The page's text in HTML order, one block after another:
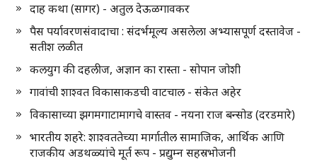
दाह कथा (सागर) - अतुल देऊळगावकर
पैस पर्यावरणसंवादाचा : संदर्भमूल्य असलेला अभ्यासपूर्ण दस्तावेज -
सतीश लळीत
कलयुग की दहलीज, अज्ञान का रास्ता - सोपान जोशी
गावांची शाश्वत विकासाकडची वाटचाल - संकेत अहेर
विकासाच्या झगमगाटामागचे वास्तव - नयना राज बन्सोड (दरडमारे)
भारतीय शहरे: शाश्वततेच्या मार्गातील सामाजिक, आर्थिक आणि
राजकीय अडथळ्यांचे मूर्त रूप - प्रद्युम्न सहस्रभोजनी